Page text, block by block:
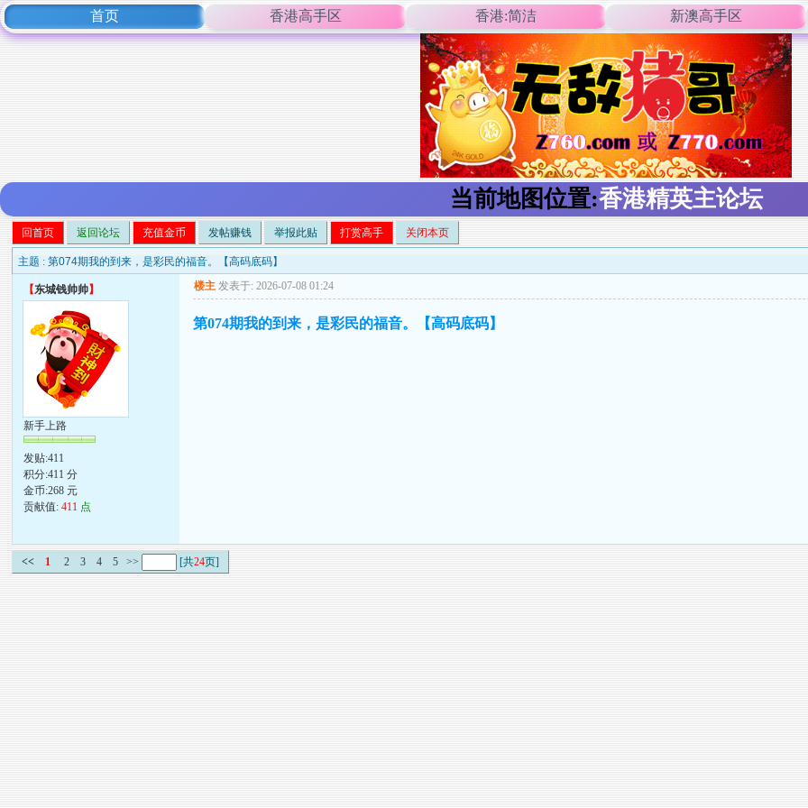
首页 香港高手区 香港:简洁 新澳高手区
当前地图位置:香港精英主论坛
回首页 返回论坛 充值金币 发帖赚钱 举报此贴 打赏高手 关闭本页
主题 :第074期我的到来，是彩民的福音。【高码底码】
【东城钱帅帅】
新手上路
发贴:411
积分:411 分
金币:268 元
贡献值:411 点
楼主 发表于: 2026-07-08 01:24
第074期我的到来，是彩民的福音。【高码底码】
<< 1 2 3 4 5 >> [共24页]